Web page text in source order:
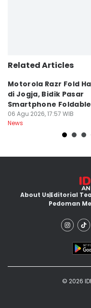
Related Articles
Motorola Razr Fold
di Jogja, Bidik Pasar
Smartphone Foldable
Premium
06 Agu 2026, 17:57 WIB
News
About UsEditorial
Pedoman
© 2026